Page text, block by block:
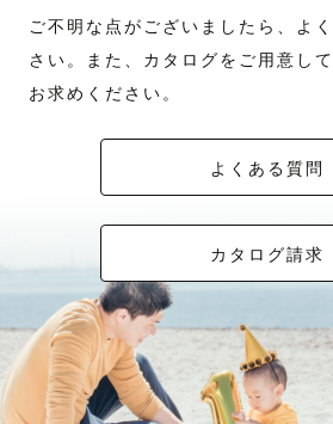
ご不明な点がございましたら、よ
さい。また、カタログをご用意し
お求めください。
よくある質問
カタログ請求